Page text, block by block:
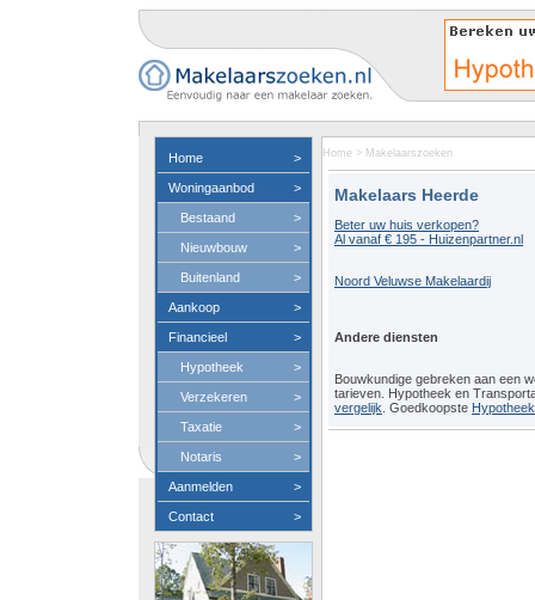
Home >
Woningaanbod >
Bestaand >
Nieuwbouw >
Buitenland >
Aankoop >
Financieel >
Hypotheek >
Verzekeren >
Taxatie >
Notaris >
Aanmelden >
Contact >
Home > Makelaarszoeken
Makelaars Heerde
Beter uw huis verkopen?
Al vanaf € 195 - Huizenpartner.nl
Noord Veluwse Makelaardij
Andere diensten
Bouwkundige gebreken aan een
tarieven. Hypotheek en
vergelijk . Goedkoopste